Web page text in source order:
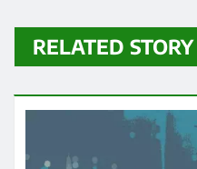
RELATED STORY